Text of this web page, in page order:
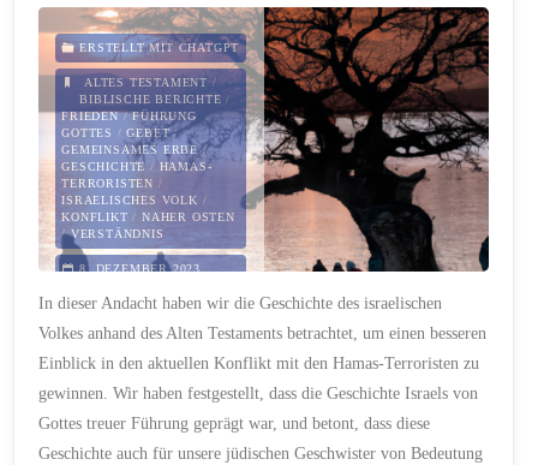
kann
das
weg?
–
Vertrauen
Glauben
unseres
ERSTELLT MIT CHATGPT
ALTES TESTAMENT /
BIBLISCHE BERICHTE /
FRIEDEN/FÜHRUNG
GOTTES /GEBET/
GEMEINSAMES ERBE/
GESCHICHTE / HAMAS-
TERRORISTEN /
ISRAELISCHES VOLK /
KONFLIKT / NAHER OSTEN
/VERSTÄNDNIS
8. DEZEMBER 2023
In dieser Andacht haben wir die Geschichte des israelischen
Volkes anhand des Alten Testaments betrachtet, um einen besseren
Einblick in den aktuellen Konflikt mit den Hamas-Terroristen zu
gewinnen. Wir haben festgestellt, dass die Geschichte Israels von
Gottes treuer Führung geprägt war, und betont, dass diese
Geschichte auch für unsere jüdischen Geschwister von Bedeutung